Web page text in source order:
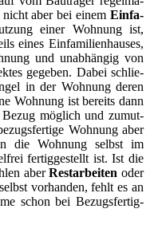
nicht aber bei einem Ein­fa­
einer Woh­nung ist,
eines Ein­fa­mi­li­en­hau­ses,
und unab­hän­gig von
gege­ben. Dabei schlie­
in der Woh­nung deren
Woh­nung ist bereits dann
mög­lich und zumut­
Woh­nung aber
die Woh­nung selbst im
fer­tig­ge­stellt ist. Ist die
aberRest­ar­bei­tenoder
vor­han­den, fehlt es an
schon bei Bezugs­fer­tig­